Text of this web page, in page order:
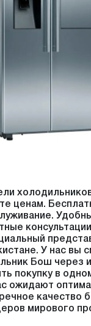
ценам.
У нас вы
Бош через
покупку в
ожидают
качество
мирового